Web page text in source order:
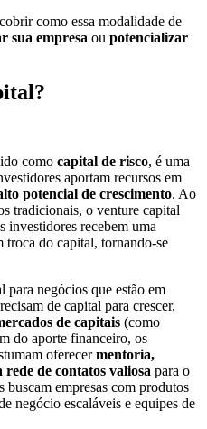
como essa modalidade de
sua empresa ou potencializar
como capital de risco, é uma
aportam recursos em
potencial de crescimento. Ao
tradicionais, o venture capital
investidores recebem uma
troca do capital, tornando-se
para negócios que estão em
de capital para crescer,
de capitais (como
do aporte financeiro, os
oferecermentoria,
de contatos valiosa para o
empresas com produtos
negócio escaláveis e equipes de